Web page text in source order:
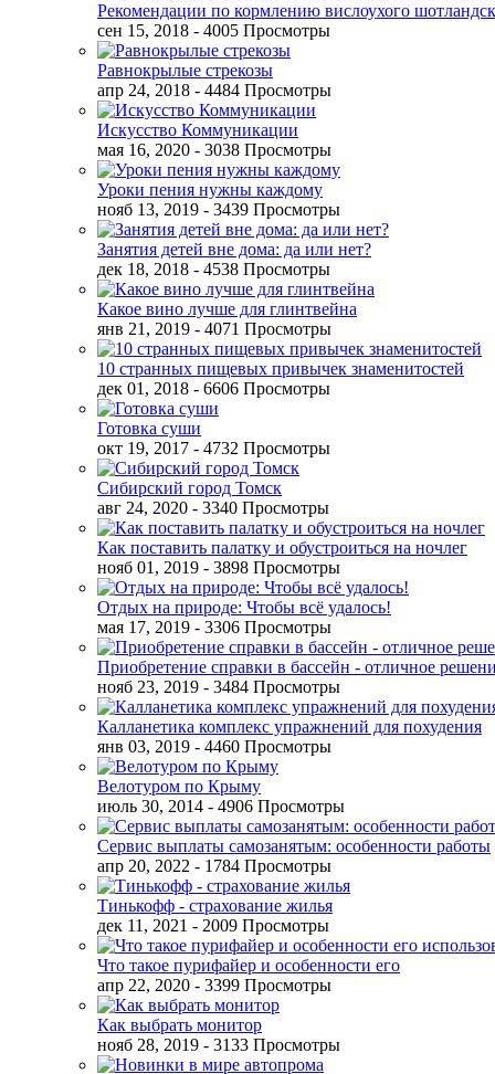
Рекомендации по кормлению вислоухого
сен 15, 2018 - 4005 Просмотры
Равнокрылые стрекозы
апр 24, 2018 - 4484 Просмотры
Искусство Коммуникации
мая 16, 2020 - 3038 Просмотры
Уроки пения нужны каждому
нояб 13, 2019 - 3439 Просмотры
Занятия детей вне дома: да или нет?
дек 18, 2018 - 4538 Просмотры
Какое вино лучше для глинтвейна
янв 21, 2019 - 4071 Просмотры
10 странных пищевых привычек знаменитостей
дек 01, 2018 - 6606 Просмотры
Готовка суши
окт 19, 2017 - 4732 Просмотры
Сибирский город Томск
авг 24, 2020 - 3340 Просмотры
Как поставить палатку и обустроиться на ночлег
нояб 01, 2019 - 3898 Просмотры
Отдых на природе: Чтобы всё удалось!
мая 17, 2019 - 3306 Просмотры
Приобретение справки в бассейн - отличное
нояб 23, 2019 - 3484 Просмотры
Калланетика комплекс упражнений для похудения
янв 03, 2019 - 4460 Просмотры
Велотуром по Крыму
июль 30, 2014 - 4906 Просмотры
Сервис выплаты самозанятым: особенности работы
апр 20, 2022 - 1784 Просмотры
Тинькофф - страхование жилья
дек 11, 2021 - 2009 Просмотры
Что такое пурифайер и особенности его
апр 22, 2020 - 3399 Просмотры
Как выбрать монитор
нояб 28, 2019 - 3133 Просмотры